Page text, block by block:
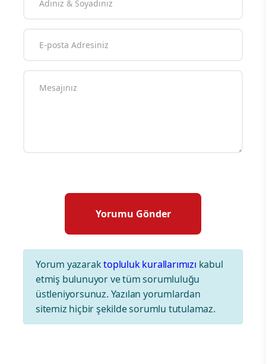
Yorum yazaraktopluluk kurallarımızı kabul
etmiş bulunuyor ve tüm sorumluluğu
üstleniyorsunuz. Yazılan yorumlardan
sitemiz hiçbir şekilde sorumlu tutulamaz.